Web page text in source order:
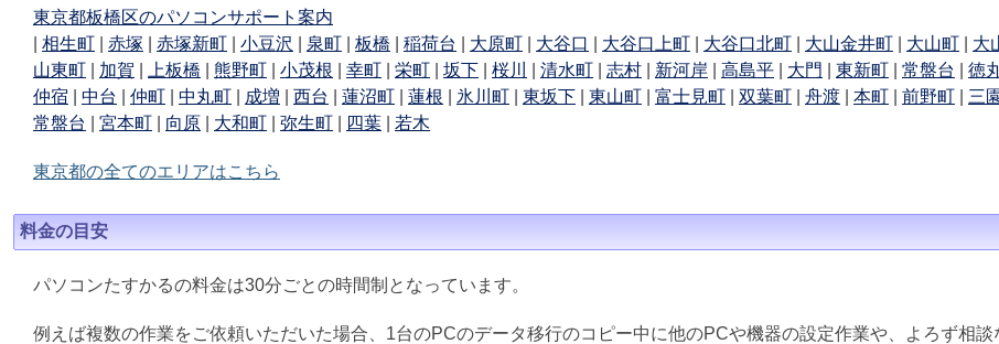
東京都板橋区のパソコンサポート案内
相生町 赤塚 赤塚新町 小豆沢 泉町 板橋 稲荷台 大原町 大谷口 大谷口上町 大谷口北町 大山金井町 大山町 大
山東町
加賀 上板橋 熊野町 小茂根 幸町 栄町 坂下 桜川 清水町 志村 新河岸 高島平 大門 東新町 常盤台 徳
仲宿
中台 仲町 中丸町 成増 西台 蓮沼町 蓮根 氷川町 東坂下 東山町 富士見町 双葉町 舟渡 本町 前野町 三園
常盤台
宮本町 向原 大和町 弥生町 四葉 若木
東京都の全てのエリアはこちら
料金の目安
パソコンたすかるの料金は30分ごとの時間制となっています。
例えば複数の作業をご依頼いただいた場合、1台のPCのデータ移行のコピー中に他のPCや機器の設定作業や、よろず相談